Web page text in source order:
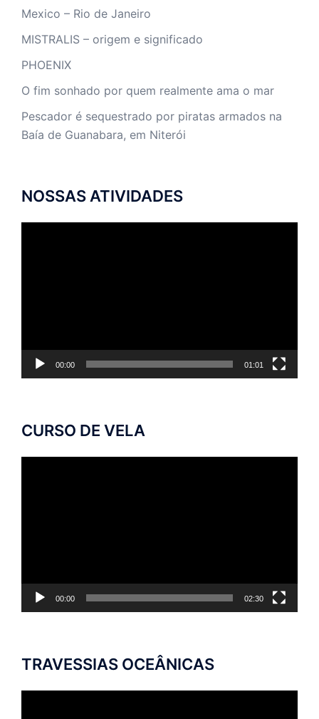
Mexico – Rio de Janeiro
MISTRALIS – origem e significado
PHOENIX
O fim sonhado por quem realmente ama o mar
Pescador é sequestrado por piratas armados na
Baía de Guanabara, em Niterói
NOSSAS ATIVIDADES
00:00 01:01
CURSO DE VELA
00:00 02:30
TRAVESSIAS OCEÂNICAS